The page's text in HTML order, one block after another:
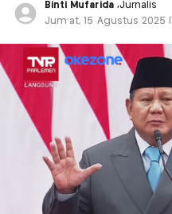
Binti Mufarida ,Jurnalis
Jum'at, 15 Agustus 2025